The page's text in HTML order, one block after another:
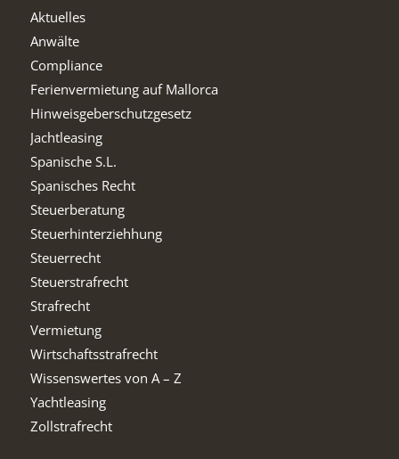
Aktuelles
Anwälte
Compliance
Ferienvermietung auf Mallorca
Hinweisgeberschutzgesetz
Jachtleasing
Spanische S.L.
Spanisches Recht
Steuerberatung
Steuerhinterziehhung
Steuerrecht
Steuerstrafrecht
Strafrecht
Vermietung
Wirtschaftsstrafrecht
Wissenswertes von A – Z
Yachtleasing
Zollstrafrecht